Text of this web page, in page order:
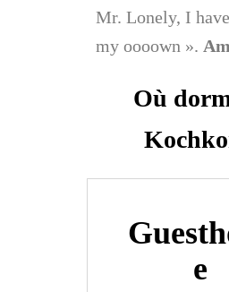
Mr. Lonely, I
my oooown ».
Où
e